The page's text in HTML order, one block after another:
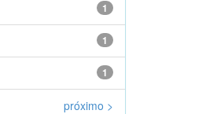
1
1
1
próximo >